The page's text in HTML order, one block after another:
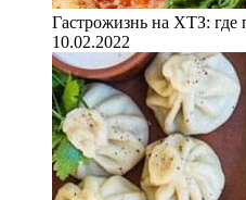
Гастрожизнь на ХТЗ: где
10.02.2022